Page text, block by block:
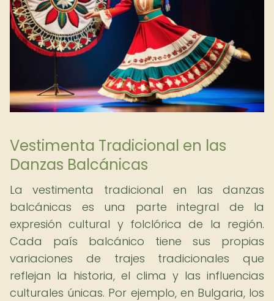
Vestimenta Tradicional en las
Danzas Balcánicas
La vestimenta tradicional en las danzas
balcánicas es una parte integral de la
expresión cultural y folclórica de la región.
Cada país balcánico tiene sus propias
variaciones de trajes tradicionales que
reflejan la historia, el clima y las influencias
culturales únicas. Por ejemplo, en Bulgaria, los